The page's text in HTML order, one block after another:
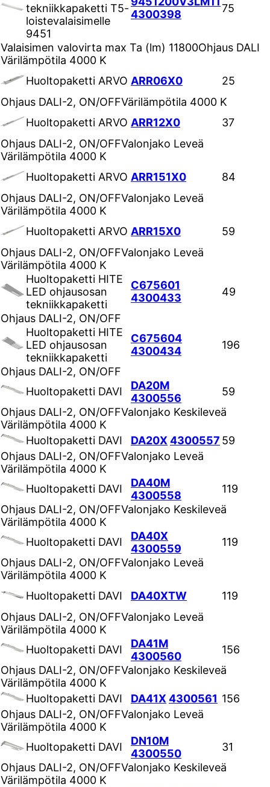
tekniikkapaketti T5-
loistevalaisimelle
9451
4300398
75
Valaisimen valovirta max Ta (lm) 11800Ohjaus DALI
Värilämpötila 4000 K
Huoltopaketti ARVO ARR06X0
25
Ohjaus DALI-2, ON/OFFVärilämpötila 4000 K
Huoltopaketti ARVO ARR12X0
37
Ohjaus DALI-2, ON/OFFValonjako Leveä
Värilämpötila 4000 K
Huoltopaketti ARVO ARR151X0
84
Ohjaus DALI-2, ON/OFFValonjako Leveä
Värilämpötila 4000 K
Huoltopaketti ARVO ARR15X0
59
Ohjaus DALI-2, ON/OFFValonjako Leveä
Värilämpötila 4000 K
Huoltopaketti HITE
LED ohjausosan
tekniikkapaketti
C675601
4300433
49
Ohjaus DALI-2, ON/OFF
Huoltopaketti HITE
LED ohjausosan
tekniikkapaketti
C675604
4300434
196
Ohjaus DALI-2, ON/OFF
Huoltopaketti DAVI
DA20M
4300556
59
Ohjaus DALI-2, ON/OFFValonjako Keskileveä
Värilämpötila 4000 K
Huoltopaketti DAVI
DA20X 4300557 59
Ohjaus DALI-2, ON/OFFValonjako Leveä
Värilämpötila 4000 K
Huoltopaketti DAVI
DA40M
4300558
119
Ohjaus DALI-2, ON/OFFValonjako Keskileveä
Värilämpötila 4000 K
Huoltopaketti DAVI
DA40X
4300559
119
Ohjaus DALI-2, ON/OFFValonjako Leveä
Värilämpötila 4000 K
Huoltopaketti DAVI
DA40XTW
119
Ohjaus DALI-2, ON/OFFValonjako Leveä
Värilämpötila 4000 K
Huoltopaketti DAVI
DA41M
4300560
156
Ohjaus DALI-2, ON/OFFValonjako Keskileveä
Värilämpötila 4000 K
Huoltopaketti DAVI
DA41X 4300561 156
Ohjaus DALI-2, ON/OFFValonjako Leveä
Värilämpötila 4000 K
Huoltopaketti DAVI
DN10M
4300550
31
Ohjaus DALI-2, ON/OFFValonjako Keskileveä
Värilämpötila 4000 K